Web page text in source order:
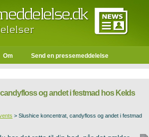
Om Send en pressemeddelelse
og andet i festmad hos Kelds
> Slushice koncentrat, candyfloss og andet i festmad